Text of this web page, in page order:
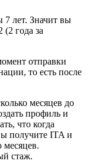
лет. Значит вы
(2 года за
отправки
то есть после
месяцев до
профиль и
что когда
получите ITA и
месяцев.
стаж.